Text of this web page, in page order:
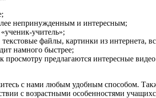
непринужденным и интересным;
учитель»;
файлы, картинки из интернета,
намного быстрее;
предлагаются интересные
с нами любым удобным способом.
с возрастными особенностями